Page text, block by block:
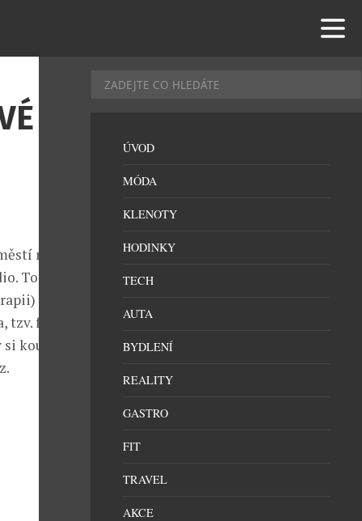
na Praze
To jako
facelift
koupila
ÚVOD
MÓDA
KLENOTY
HODINKY
TECH
AUTA
BYDLENÍ
REALITY
GASTRO
FIT
TRAVEL
AKCE